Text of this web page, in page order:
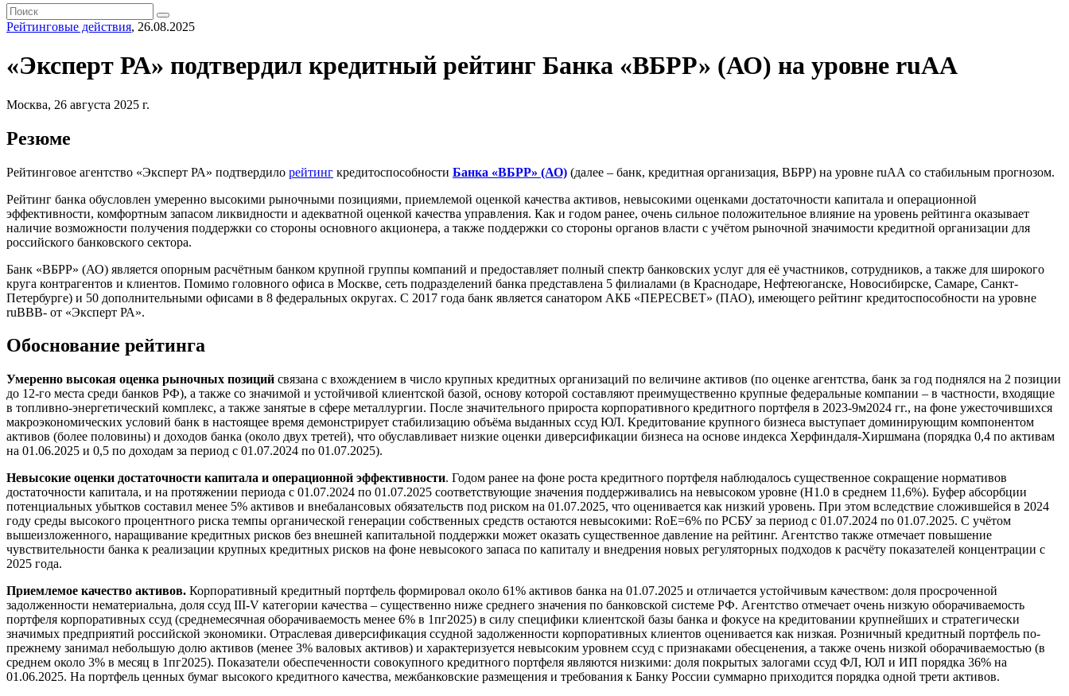
Рейтинговые действия, 26.08.2025
«Эксперт РА» подтвердил кредитный рейтинг Банка «ВБРР» (АО) на уровне ruAA
Москва, 26 августа 2025 г.
Резюме
Рейтинговое агентство «Эксперт РА» подтвердило рейтинг кредитоспособности Банка «ВБРР» (АО) (далее – банк, кредитная организация, ВБРР) на уровне ruАА со стабильным прогнозом.
Рейтинг банка обусловлен умеренно высокими рыночными позициями, приемлемой оценкой качества активов, невысокими оценками достаточности капитала и операционной
эффективности, комфортным запасом ликвидности и адекватной оценкой качества управления. Как и годом ранее, очень сильное положительное влияние на уровень рейтинга оказывает
наличие возможности получения поддержки со стороны основного акционера, а также поддержки со стороны органов власти с учётом рыночной значимости кредитной организации для
российского банковского сектора.
Банк «ВБРР» (АО) является опорным расчётным банком крупной группы компаний и предоставляет полный спектр банковских услуг для её участников, сотрудников, а также для широкого
круга контрагентов и клиентов. Помимо головного офиса в Москве, сеть подразделений банка представлена 5 филиалами (в Краснодаре, Нефтеюганске, Новосибирске, Самаре, Санкт-
Петербурге) и 50 дополнительными офисами в 8 федеральных округах. С 2017 года банк является санатором АКБ «ПЕРЕСВЕТ» (ПАО), имеющего рейтинг кредитоспособности на уровне
ruВВВ- от «Эксперт РА».
Обоснование рейтинга
Умеренно высокая оценка рыночных позиций связана с вхождением в число крупных кредитных организаций по величине активов (по оценке агентства, банк за год поднялся на 2 позиции
до 12-го места среди банков РФ), а также со значимой и устойчивой клиентской базой, основу которой составляют преимущественно крупные федеральные компании – в частности, входящие
в топливно-энергетический комплекс, а также занятые в сфере металлургии. После значительного прироста корпоративного кредитного портфеля в 2023-9м2024 гг., на фоне ужесточившихся
макроэкономических условий банк в настоящее время демонстрирует стабилизацию объёма выданных ссуд ЮЛ. Кредитование крупного бизнеса выступает доминирующим компонентом
активов (более половины) и доходов банка (около двух третей), что обуславливает низкие оценки диверсификации бизнеса на основе индекса Херфиндаля-Хиршмана (порядка 0,4 по активам
на 01.06.2025 и 0,5 по доходам за период с 01.07.2024 по 01.07.2025).
Невысокие оценки достаточности капитала и операционной эффективности. Годом ранее на фоне роста кредитного портфеля наблюдалось существенное сокращение нормативов
достаточности капитала, и на протяжении периода с 01.07.2024 по 01.07.2025 соответствующие значения поддерживались на невысоком уровне (Н1.0 в среднем 11,6%). Буфер абсорбции
потенциальных убытков составил менее 5% активов и внебалансовых обязательств под риском на 01.07.2025, что оценивается как низкий уровень. При этом вследствие сложившейся в 2024
году среды высокого процентного риска темпы органической генерации собственных средств остаются невысокими: RoE=6% по РСБУ за период с 01.07.2024 по 01.07.2025. С учётом
вышеизложенного, наращивание кредитных рисков без внешней капитальной поддержки может оказать существенное давление на рейтинг. Агентство также отмечает повышение
чувствительности банка к реализации крупных кредитных рисков на фоне невысокого запаса по капиталу и внедрения новых регуляторных подходов к расчёту показателей концентрации с
2025 года.
Приемлемое качество активов. Корпоративный кредитный портфель формировал около 61% активов банка на 01.07.2025 и отличается устойчивым качеством: доля просроченной
задолженности нематериальна, доля ссуд III-V категории качества – существенно ниже среднего значения по банковской системе РФ. Агентство отмечает очень низкую оборачиваемость
портфеля корпоративных ссуд (среднемесячная оборачиваемость менее 6% в 1пг2025) в силу специфики клиентской базы банка и фокусе на кредитовании крупнейших и стратегически
значимых предприятий российской экономики. Отраслевая диверсификация ссудной задолженности корпоративных клиентов оценивается как низкая. Розничный кредитный портфель по-
прежнему занимал небольшую долю активов (менее 3% валовых активов) и характеризуется невысоким уровнем ссуд с признаками обесценения, а также очень низкой оборачиваемостью (в
среднем около 3% в месяц в 1пг2025). Показатели обеспеченности совокупного кредитного портфеля являются низкими: доля покрытых залогами ссуд ФЛ, ЮЛ и ИП порядка 36% на
01.06.2025. На портфель ценных бумаг высокого кредитного качества, межбанковские размещения и требования к Банку России суммарно приходится порядка одной трети активов.